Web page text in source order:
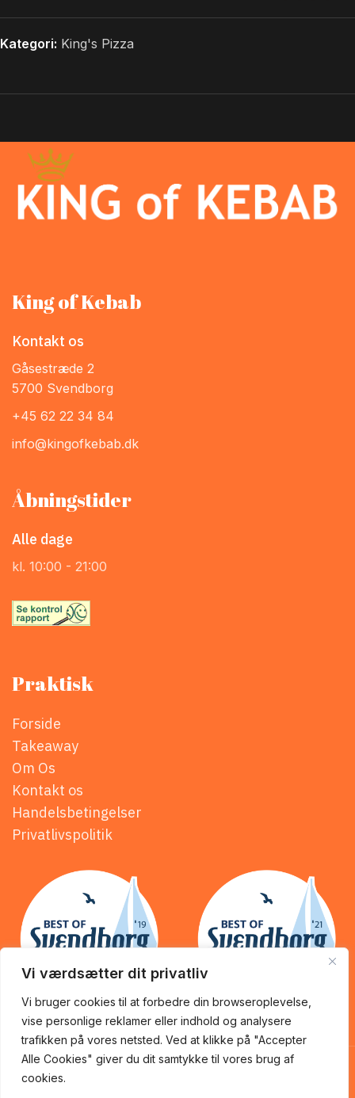
Vi værdsætter dit privatliv
Vi bruger cookies til at forbedre din browseroplevelse,
vise personlige reklamer eller indhold og analysere
trafikken på vores netsted. Ved at klikke på "Accepter
Alle Cookies" giver du dit samtykke til vores brug af
cookies.
Kategori: King's Pizza
King of Kebab
Kontakt os
Gåsestræde 2
5700 Svendborg
+45 62 22 34 84
info@kingofkebab.dk
Åbningstider
Alle dage
kl. 10:00 - 21:00
Praktisk
Forside
Takeaway
Om Os
Kontakt os
Handelsbetingelser
Privatlivspolitik
KİNG of KEBAB @ 2025 | Powered byNemBestil ApS